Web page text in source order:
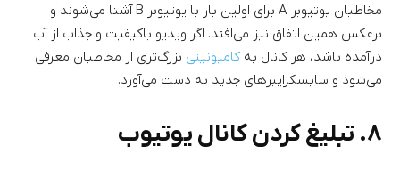
مخاطبان یوتیوبر A برای اولین بار با یوتیوبر B آشنا می‌شوند و
برعکس همین اتفاق نیز می‌افتد. اگر ویدیو باکیفیت و جذاب از آب
درآمده باشد، هر کانال به کامیونیتی بزرگ‌تری از مخاطبان معرفی
می‌شود و سابسکرایبرهای جدید به دست می‌آورد.
۸. تبلیغ کردن کانال یوتیوب